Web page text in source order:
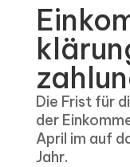
Die Frist für
der
April im auf
Jahr.